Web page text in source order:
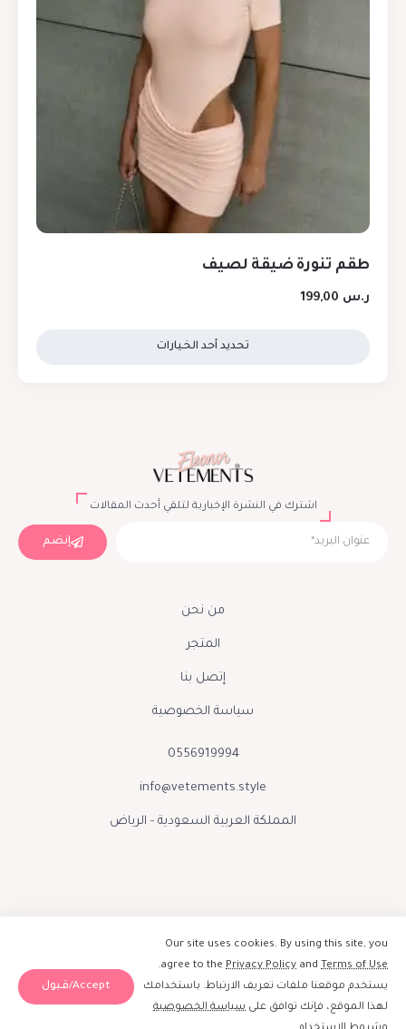
طقم تنورة ضيقة لصيف
ر.س
تحديد أحد الخيارات
اشترك في النشرة الإخبارية لتلقي أحدث المقالات
إنضم
من نحن
المتجر
إتصل بنا
سياسة الخصوصية
0556919994
info@vetements.style
المملكة العربية السعودية - الرياض
صنع بحب بواسطة فيتمينتس الينور 2026
إبقوا على تواصل :
Our site uses cookies. By using this site, you
agree to the Privacy Policy and Terms of Use
.
يستخدم موقعنا ملفات تعريف الارتباط. باستخدامك
لهذا الموقع، فإنك توافق على سياسة الخصوصية
Accept/قبول